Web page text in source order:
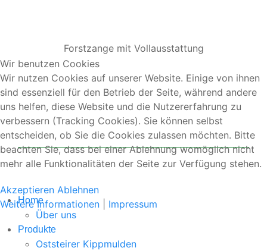
Forstzange mit Vollausstattung
Home
Über uns
Produkte
Oststeirer Kippmulden
Wir benutzen Cookies
Wir nutzen Cookies auf unserer Website. Einige von ihnen
sind essenziell für den Betrieb der Seite, während andere
uns helfen, diese Website und die Nutzererfahrung zu
verbessern (Tracking Cookies). Sie können selbst
entscheiden, ob Sie die Cookies zulassen möchten. Bitte
beachten Sie, dass bei einer Ablehnung womöglich nicht
mehr alle Funktionalitäten der Seite zur Verfügung stehen.
Akzeptieren Ablehnen
Weitere Informationen
Impressum